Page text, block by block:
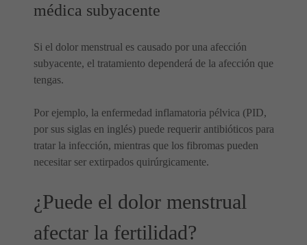
médica subyacente
Si el dolor menstrual es causado por una afección
subyacente, el tratamiento dependerá de la afección que
tengas.
Por ejemplo, la enfermedad inflamatoria pélvica (PID,
por sus siglas en inglés) puede requerir antibióticos para
tratar la infección, mientras que los fibromas pueden
necesitar ser extirpados quirúrgicamente.
¿Puede el dolor menstrual
afectar la fertilidad?